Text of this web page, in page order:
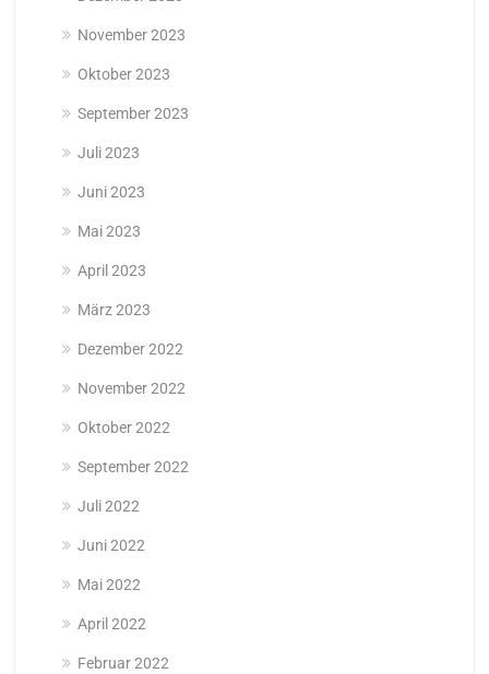
November 2023
Oktober 2023
September 2023
Juli 2023
Juni 2023
Mai 2023
April 2023
März 2023
Dezember 2022
November 2022
Oktober 2022
September 2022
Juli 2022
Juni 2022
Mai 2022
April 2022
Februar 2022